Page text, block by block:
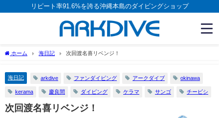
リピート率91.6%を誇る沖縄本島のダイビングショップ
ホーム 海日記 次回渡名喜リベンジ！
海日記 arkdive ファンダイビング アークダイブ okinawa
kerama 慶良間 ダイビング ケラマ サンゴ チービシ
次回渡名喜リベンジ！